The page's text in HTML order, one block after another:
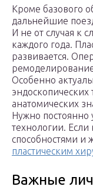
Кроме базового
дальнейшие
И не от случая к
каждого года.
развивается.
Особенно
эндоскопических
анатомических
Нужно постоянно
технологии.
способностями и
пластическим
Важные